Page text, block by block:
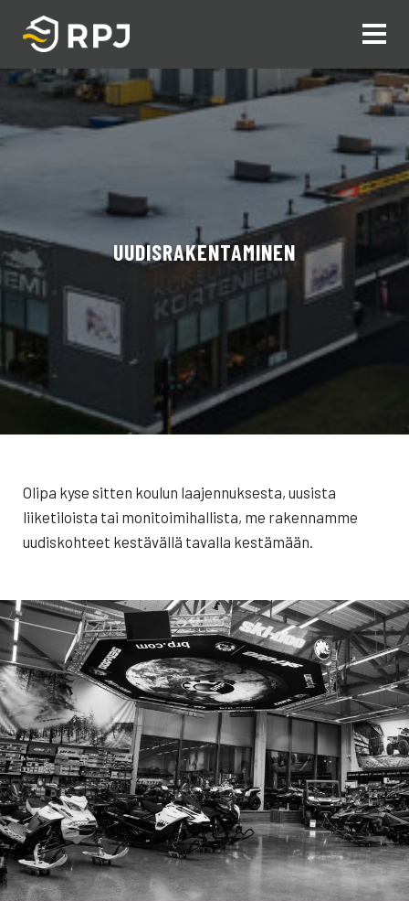
UUDISRAKENTAMINEN
Olipa kyse sitten koulun laajennuksesta, uusista
liiketiloista tai monitoimihallista, me rakennamme
uudiskohteet kestävällä tavalla kestämään.